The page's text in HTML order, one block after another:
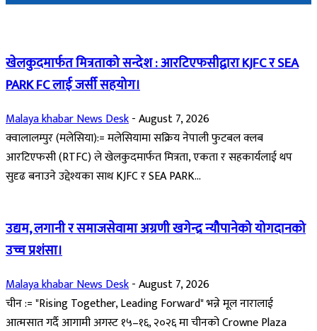
खेलकुदमार्फत मित्रताको सन्देश : आरटिएफसीद्वारा KJFC र SEA
PARK FC लाई जर्सी सहयोग।
Malaya khabar News Desk-August 7, 2026
क्वालालम्पुर (मलेसिया):= मलेसियामा सक्रिय नेपाली फुटबल क्लब
आरटिएफसी (RTFC) ले खेलकुदमार्फत मित्रता, एकता र सहकार्यलाई थप
सुदृढ बनाउने उद्देश्यका साथ KJFC र SEA PARK...
उद्यम, लगानी र समाजसेवामा अग्रणी खगेन्द्र न्यौपानेको योगदानको
उच्च प्रशंसा।
Malaya khabar News Desk-August 7, 2026
चीन := "Rising Together, Leading Forward" भन्ने मूल नारालाई
आत्मसात गर्दै आगामी अगस्ट १५–१६, २०२६ मा चीनको Crowne Plaza